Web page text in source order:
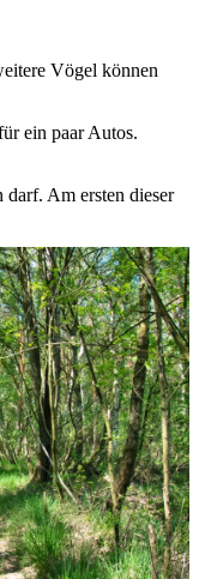
Vögel können
ein paar Autos.
Am ersten dieser